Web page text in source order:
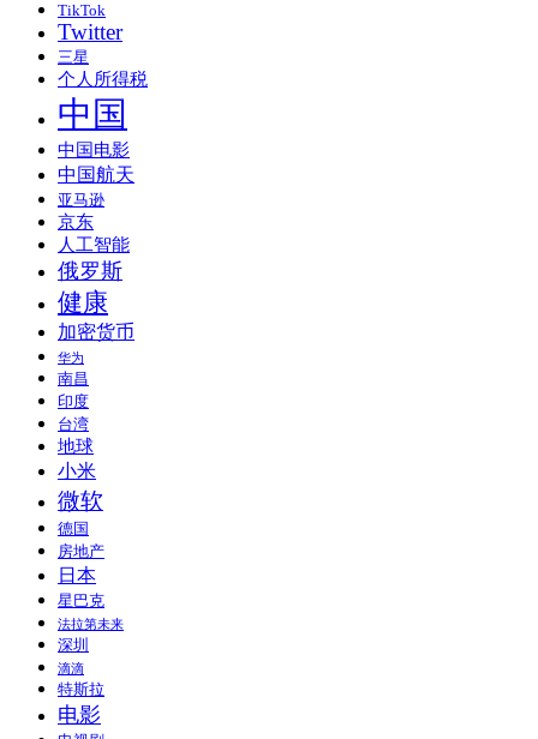
TikTok
Twitter
三星
个人所得税
中国
中国电影
中国航天
亚马逊
京东
人工智能
俄罗斯
健康
加密货币
华为
南昌
印度
台湾
地球
小米
微软
德国
房地产
日本
星巴克
法拉第未来
深圳
滴滴
特斯拉
电影